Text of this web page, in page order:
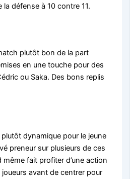
défense à 10 contre 11.
plutôt bon de la part
en une touche pour des
ou Saka. Des bons replis
dynamique pour le jeune
preneur sur plusieurs de ces
fait profiter d’une action
avant de centrer pour